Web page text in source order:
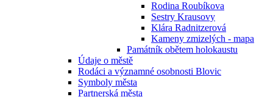
Rodina Roubíkova
Sestry Krausovy
Klára Radnitzerová
Kameny zmizelých - mapa
Památník obětem holokaustu
Údaje o městě
Rodáci a významné osobnosti Blovic
Symboly města
Partnerská města